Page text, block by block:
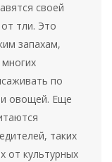
своей
тли. Это
запахам,
по
овощей. Еще
таких
от культурных